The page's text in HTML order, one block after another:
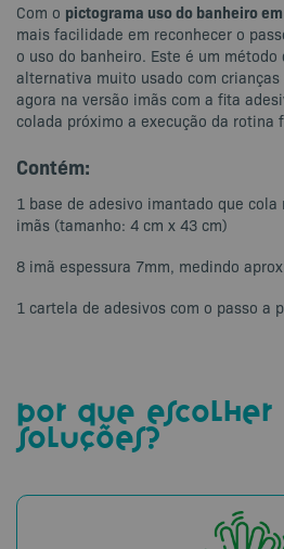
Com o pictograma uso do banheiro
mais facilidade em reconhecer o
o uso do banheiro. Este é um método
alternativa muito usado com
agora na versão imãs com a fita
colada próximo a execução da rotina
Contém:
1 base de adesivo imantado que
imãs (tamanho: 4 cm x 43 cm)
8 imã espessura 7mm, medindo
1 cartela de adesivos com o passo a
por que escolher
soluções?